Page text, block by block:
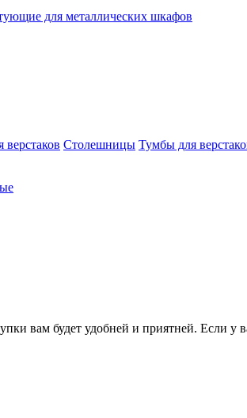
для металлических шкафов
верстаков Столешницы Тумбы для
вам будет удобней и приятней. Если